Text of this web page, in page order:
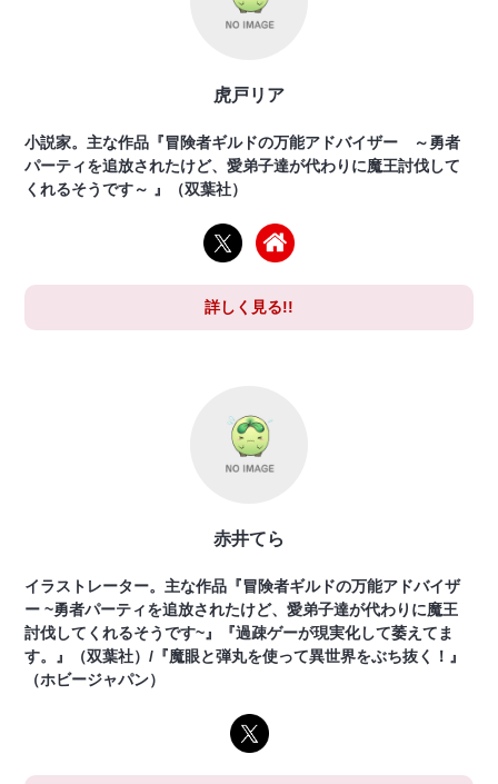
虎戸リア
小説家。主な作品『冒険者ギルドの万能アドバイザー ～勇者
パーティを追放されたけど、愛弟子達が代わりに魔王討伐して
くれるそうです～ 』（双葉社）
詳しく見る!!
赤井てら
イラストレーター。主な作品『冒険者ギルドの万能アドバイザ
ー ~勇者パーティを追放されたけど、愛弟子達が代わりに魔王
討伐してくれるそうです~』『過疎ゲーが現実化して萎えてま
す。』（双葉社）/『魔眼と弾丸を使って異世界をぶち抜く！』
（ホビージャパン）